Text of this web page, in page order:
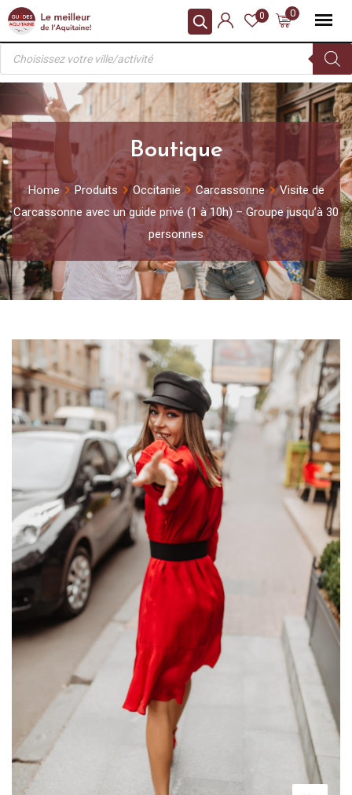
Skip
content
0
0
Recherche
produits
Boutique
Home Produits Occitanie Carcassonne
Visite de
Carcassonne avec un guide privé (1 à 10h) – Groupe jusqu’à 30
personnes